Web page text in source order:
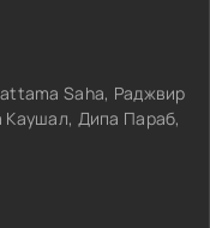
Saha, Раджвир
Каушал, Дипа Параб,